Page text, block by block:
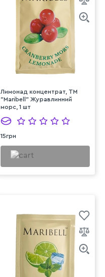
Лимонад концентрат, ТМ
"Maribell" Журавлинний
морс, 1 шт
15грн